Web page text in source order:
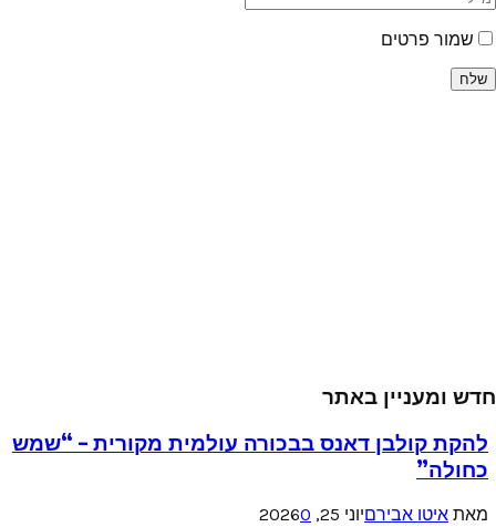
שמור פרטים
חדש ומעניין באתר
להקת קולבן דאנס בבכורה עולמית מקורית – “שמש
כחולה”
מאת איטו אבירםיוני 25, 2026 0